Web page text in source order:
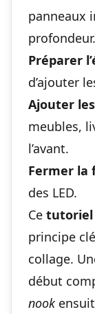
panneaux
profondeur.
Préparer
d’ajouter
Ajouter
meubles,
l’avant.
Fermer la
des LED.
Ce tutoriel
principe
collage.
début
nook